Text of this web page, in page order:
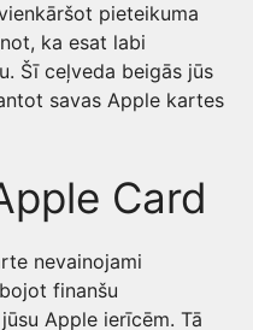
pieteikuma
ka esat labi
Šī ceļveda beigās jūs
savas Apple kartes
Card
nevainojami
finanšu
Apple ierīcēm. Tā